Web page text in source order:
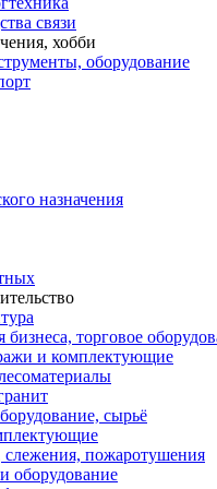
связи
хобби
оборудование
назначения
торговое
и комплектующие
сырьё
слежения, пожаротушения
оборудование